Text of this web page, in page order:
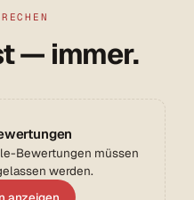
— immer.
Bewertungen müssen
werden.